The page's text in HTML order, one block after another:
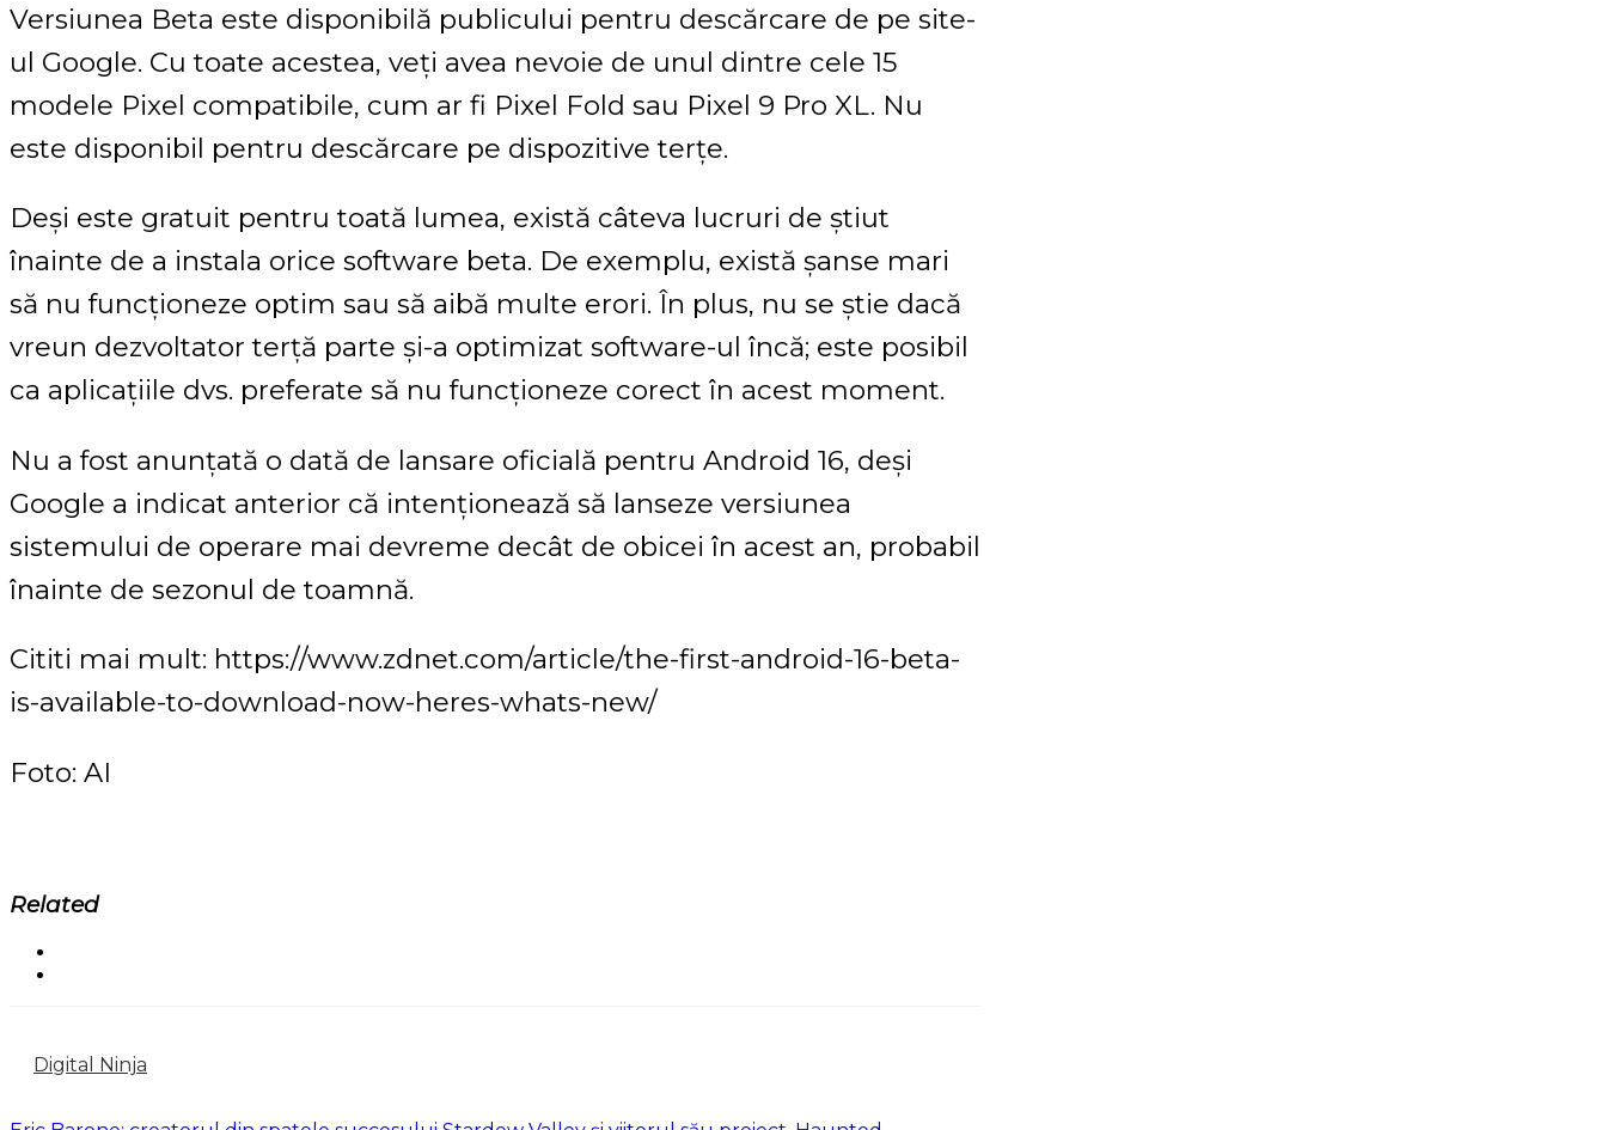
Versiunea Beta este disponibilă publicului pentru descărcare de pe site-
ul Google. Cu toate acestea, veți avea nevoie de unul dintre cele 15
modele Pixel compatibile, cum ar fi Pixel Fold sau Pixel 9 Pro XL. Nu
este disponibil pentru descărcare pe dispozitive terțe.
Deși este gratuit pentru toată lumea, există câteva lucruri de știut
înainte de a instala orice software beta. De exemplu, există șanse mari
să nu funcționeze optim sau să aibă multe erori. În plus, nu se știe dacă
vreun dezvoltator terță parte și-a optimizat software-ul încă; este posibil
ca aplicațiile dvs. preferate să nu funcționeze corect în acest moment.
Nu a fost anunțată o dată de lansare oficială pentru Android 16, deși
Google a indicat anterior că intenționează să lanseze versiunea
sistemului de operare mai devreme decât de obicei în acest an, probabil
înainte de sezonul de toamnă.
Cititi mai mult: https://www.zdnet.com/article/the-first-android-16-beta-
is-available-to-download-now-heres-whats-new/
Foto: AI
Related
Digital Ninja